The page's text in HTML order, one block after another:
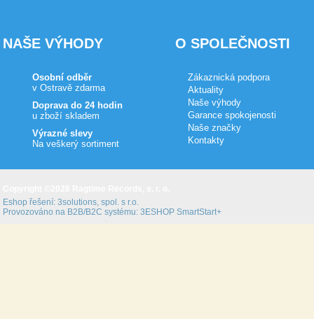
NAŠE VÝHODY
Osobní odběr
v Ostravě zdarma
Doprava do 24 hodin
u zboží skladem
Výrazné slevy
Na veškerý sortiment
O SPOLEČNOSTI
Zákaznická podpora
Aktuality
Naše výhody
Garance spokojenosti
Naše značky
Kontakty
Eshop řešení: 3solutions, spol. s r.o.
Provozováno na B2B/B2C systému: 3ESHOP SmartStart+